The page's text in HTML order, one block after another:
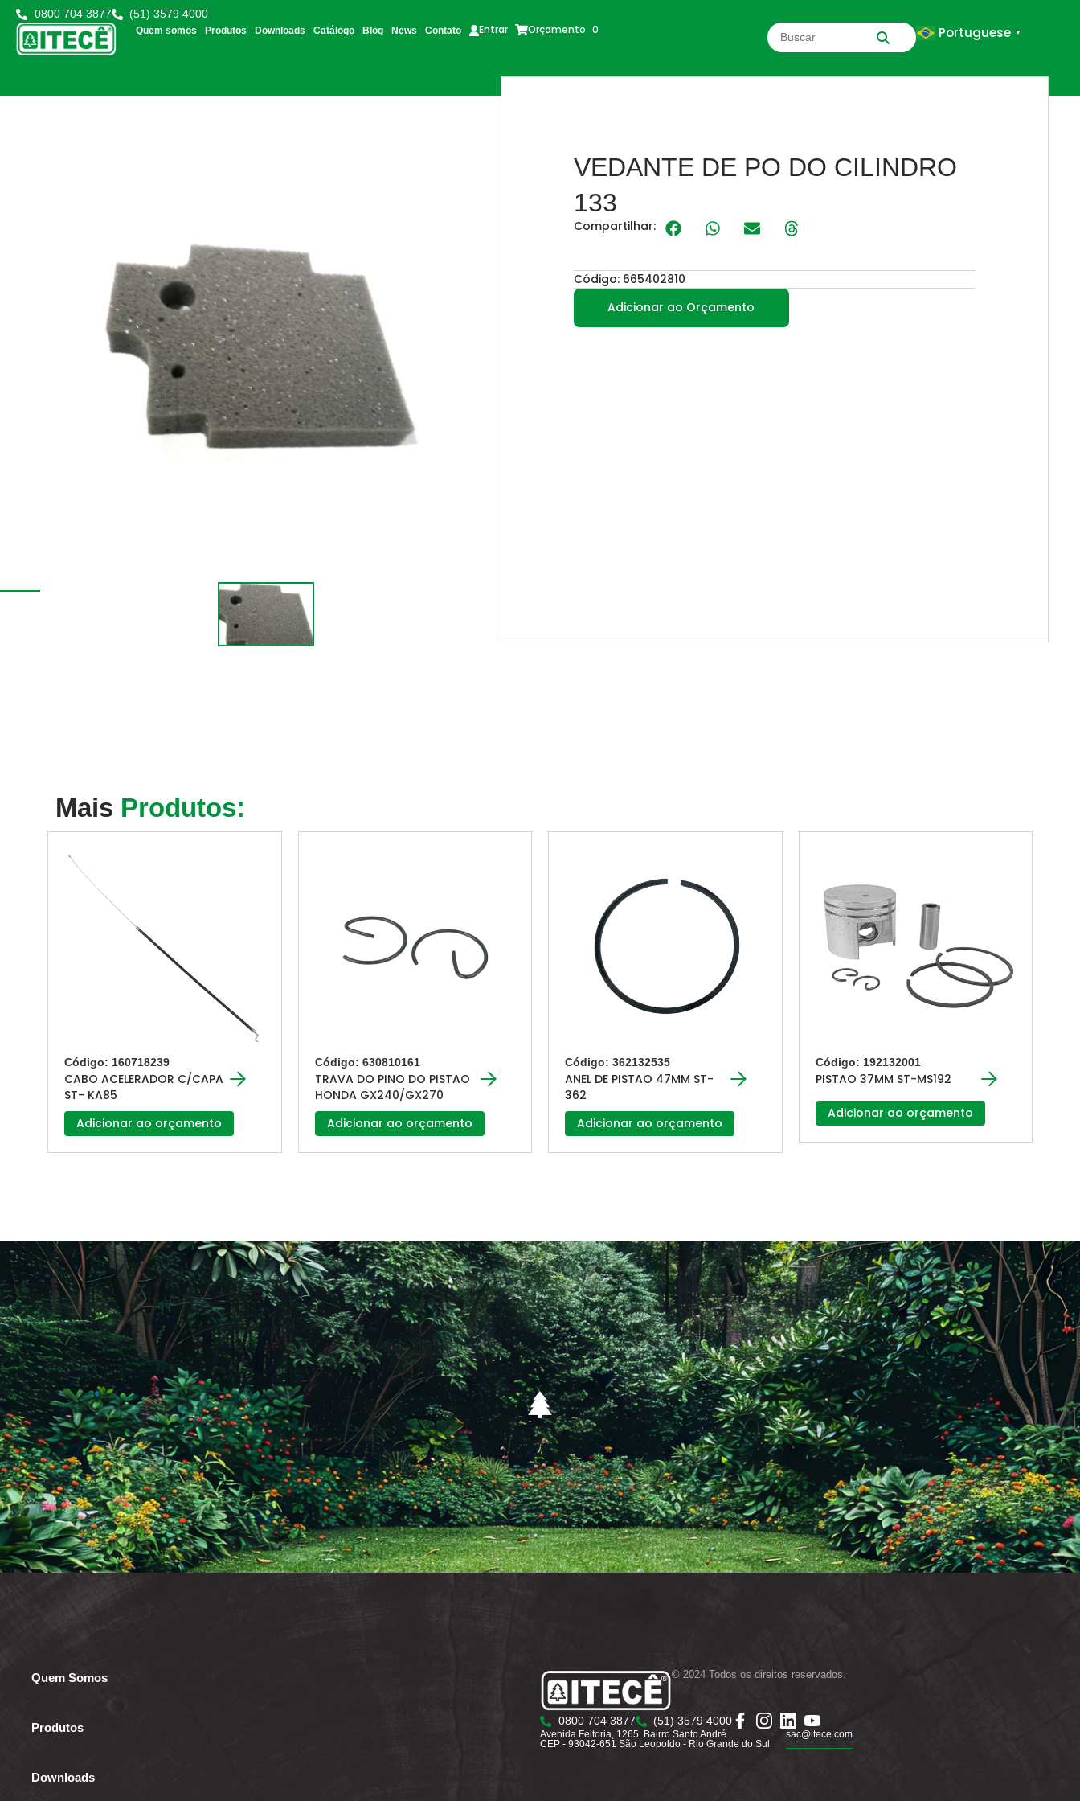
0800 704 3877 (51) 3579 4000
Quem somos Produtos Downloads Catálogo Blog News Contato Entrar Orçamento 0 Portuguese ▼
VEDANTE DE PO DO CILINDRO
133
Compartilhar:
Código: 665402810
Adicionar ao Orçamento
Mais Produtos:
Código: 160718239
CABO ACELERADOR C/CAPA
ST- KA85
Adicionar ao orçamento
Código: 630810161
TRAVA DO PINO DO PISTAO
HONDA GX240/GX270
Adicionar ao orçamento
Código: 362132535
ANEL DE PISTAO 47MM ST-
362
Adicionar ao orçamento
Código: 192132001
PISTAO 37MM ST-MS192
Adicionar ao orçamento
Quem Somos
Produtos
Downloads
© 2024 Todos os direitos reservados.
0800 704 3877 (51) 3579 4000
Avenida Feitoria, 1265. Bairro Santo André.
CEP - 93042-651 São Leopoldo - Rio Grande do Sul
sac@itece.com